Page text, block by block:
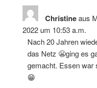
Christineaus
2022 um 10:53 a.m.
Nach 20 Jahren
das Netz 😬ging es
gemacht. Essen war
😁